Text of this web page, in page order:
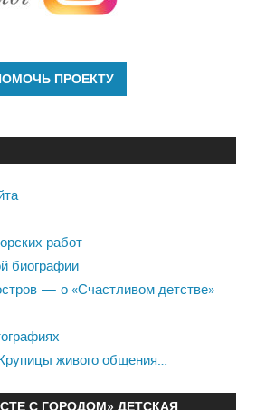
работ
биографии
— о «Счастливом детстве»
живого общения…
С ГОРОДОМ» ДЕТСКАЯ